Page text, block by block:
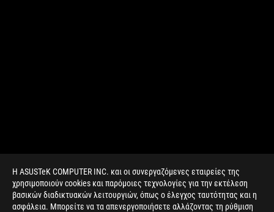
Η ASUSTeK COMPUTER INC. και οι συνεργαζόμενες εταιρείες της
χρησιμοποιούν cookies και παρόμοιες τεχνολογίες για την εκτέλεση
βασικών διαδικτυακών λειτουργιών, όπως ο έλεγχος ταυτότητας και η
ασφάλεια. Μπορείτε να τα απενεργοποιήσετε αλλάζοντας τη ρύθμιση